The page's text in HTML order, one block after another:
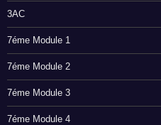
3AC
7éme Module 1
7éme Module 2
7éme Module 3
7éme Module 4